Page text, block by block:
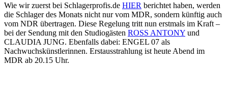
Wie wir zuerst bei Schlagerprofis.de HIER berichtet haben, werden
die Schlager des Monats nicht nur vom MDR, sondern künftig auch
vom NDR übertragen. Diese Regelung tritt nun erstmals im Kraft –
bei der Sendung mit den Studiogästen ROSS ANTONY und
CLAUDIA JUNG. Ebenfalls dabei: ENGEL 07 als
Nachwuchskünstlerinnen. Erstausstrahlung ist heute Abend im
MDR ab 20.15 Uhr.